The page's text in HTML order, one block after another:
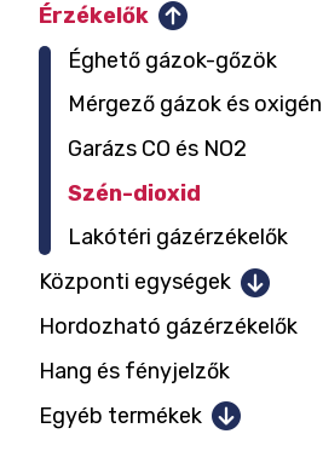
Érzékelők
Éghető gázok-gőzök
Mérgező gázok és oxigén
Garázs CO és NO2
Szén-dioxid
Lakótéri gázérzékelők
Központi egységek
Központok 1-2 mérőhelyig
Központok 12 mérőhelyig
Központok 128 mérőhelyig
Hordozható gázérzékelők
Hang és fényjelzők
Egyéb termékek